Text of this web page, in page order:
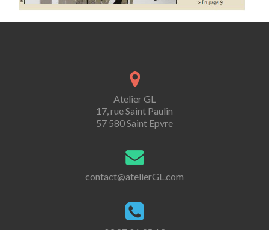
Atelier GL
17, rue Saint Paulin
57 580 Saint Epvre
contact@atelierGL.com